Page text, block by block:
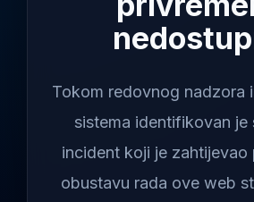
Tokom redovnog nadzora
sistema identifikovan je
incident koji je zahtijevao
obustavu rada ove web